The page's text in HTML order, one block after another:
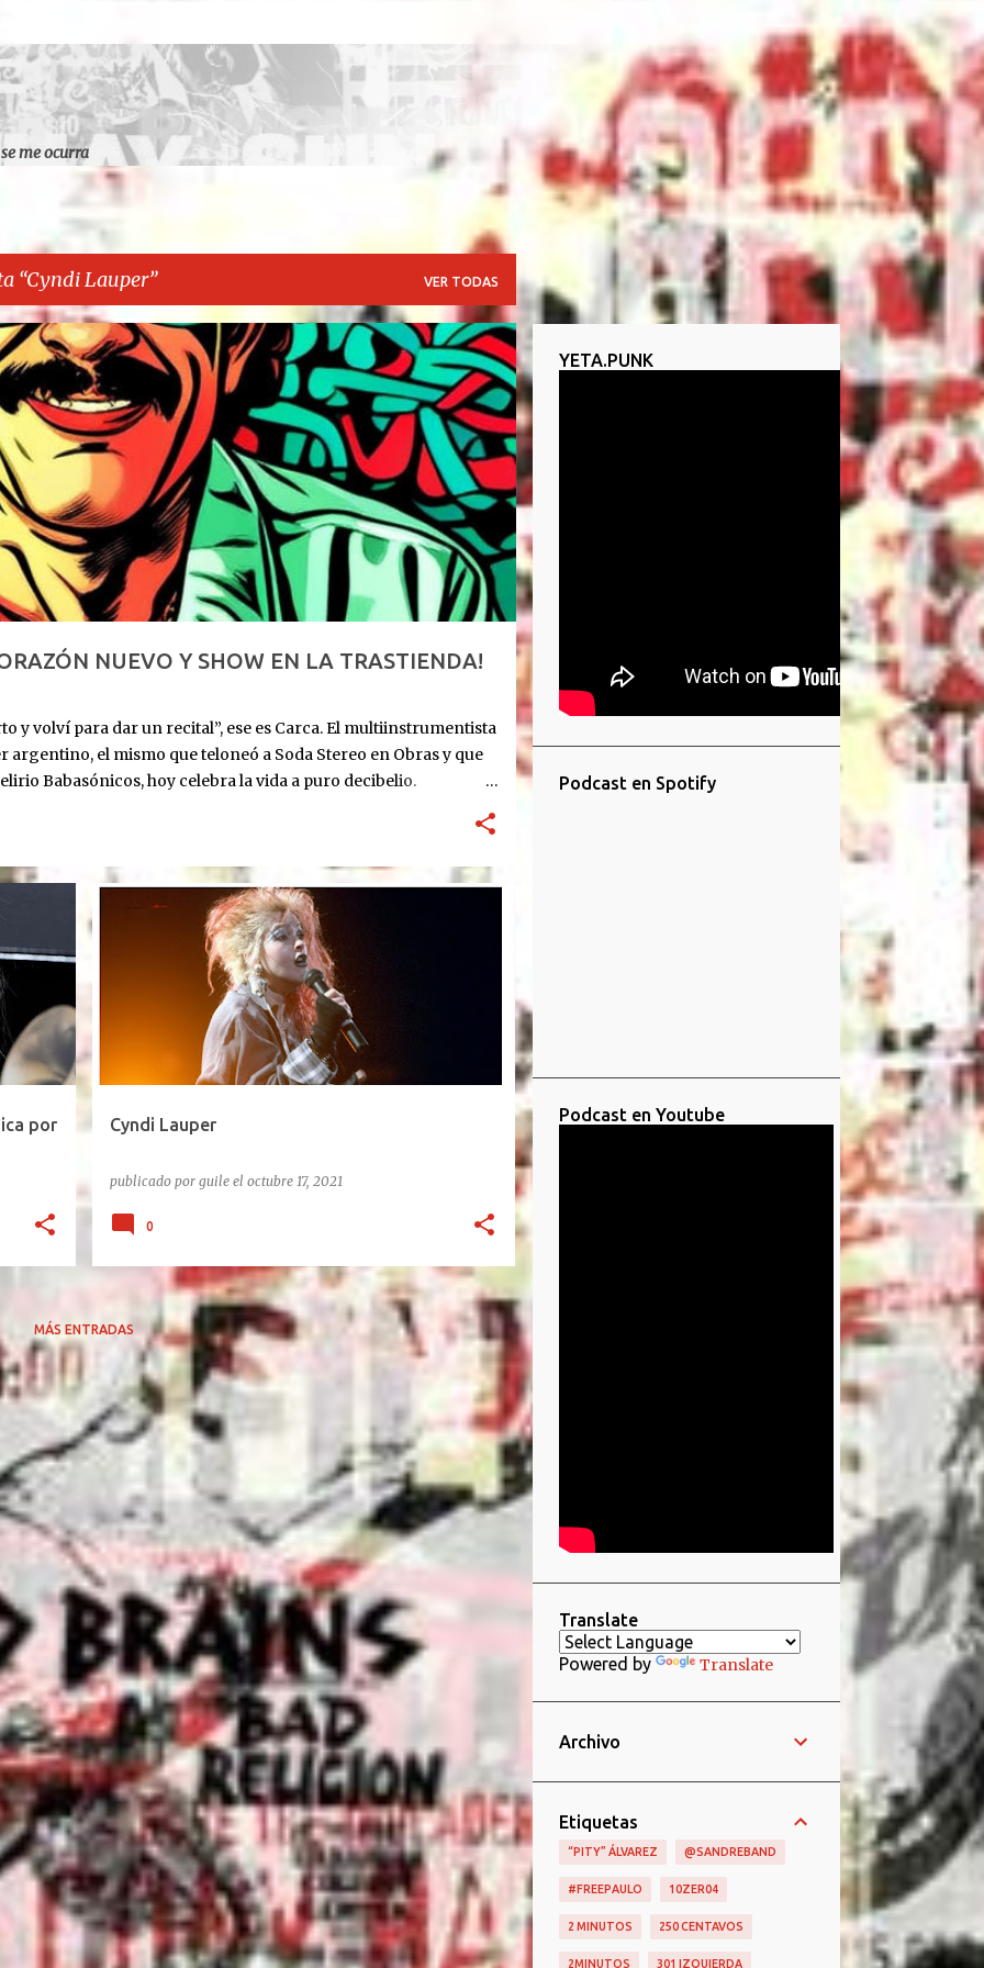
me ocurra
Cyndi Lauper VER TODAS
NUEVO Y SHOW EN LA TRASTIENDA!
y volví para dar un recital”, ese es Carca. El multiinstrumentista
argentino, el mismo que teloneó a Soda Stereo en Obras y que
Babasónicos, hoy celebra la vida a puro decibelio.
Lo reviven. Sube al puesto 1 de la lista de trasplante. 11 de
sale el álbum. HOY, 6/11, 21 hs: La Trastienda. Su primer
que estoy vivo, no presentar un disco que ya todos
todavía con la cicatriz fresca pero la púa en la mano.
por
Cyndi Lauper
publicado por guile el octubre 17, 2021
0
MÁS ENTRADAS
YETA.PUNK
Podcast en Spotify
Podcast en Youtube
Translate
Powered by Translate
Archivo
Etiquetas
“PITY” ÁLVAREZ @SANDREBAND
#FREEPAULO 10ZER04
2 MINUTOS 250 CENTAVOS
2MINUTOS 301 IZQUIERDA